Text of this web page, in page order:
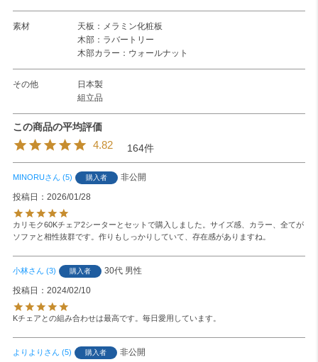
素材
天板：メラミン化粧板
木部：ラバートリー
木部カラー：ウォールナット
その他
日本製
組立品
4.82 164
MINORU 5 購入者
非公開
投稿日
2026/01/28
カリモク60Kチェア2シーターとセットで購入しました。サイズ感、カラー、全てが
ソファと相性抜群です。作りもしっかりしていて、存在感がありますね。
小林 3 購入者 30代 男性
投稿日
2024/02/10
Kチェアとの組み合わせは最高です。毎日愛用しています。
よりより 5 購入者
非公開